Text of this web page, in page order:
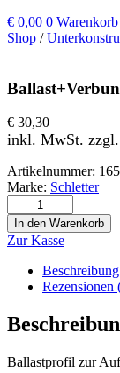
€ 0,00 0 Warenkorb
Shop /
€ 30,30
inkl. MwSt. zzgl.
Artikelnummer:
Marke: Schletter
In den Warenkorb
Zur Kasse
Beschreibung
Rezensionen
Ballastprofil zur